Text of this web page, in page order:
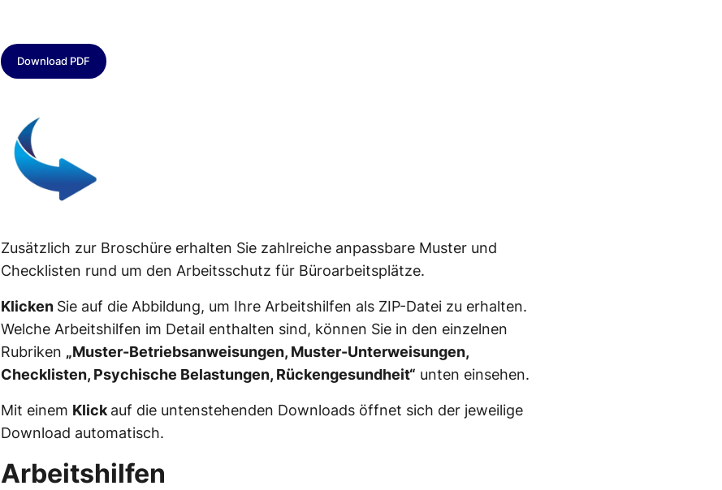
Download PDF
Zusätzlich zur Broschüre erhalten Sie zahlreiche anpassbare Muster und
Checklisten rund um den Arbeitsschutz für Büroarbeitsplätze.
Klicken Sie auf die Abbildung, um Ihre Arbeitshilfen als ZIP-Datei zu erhalten.
Welche Arbeitshilfen im Detail enthalten sind, können Sie in den einzelnen
Rubriken „Muster-Betriebsanweisungen, Muster-Unterweisungen,
Checklisten, Psychische Belastungen, Rückengesundheit“ unten einsehen.
Mit einem Klick auf die untenstehenden Downloads öffnet sich der jeweilige
Download automatisch.
Arbeitshilfen